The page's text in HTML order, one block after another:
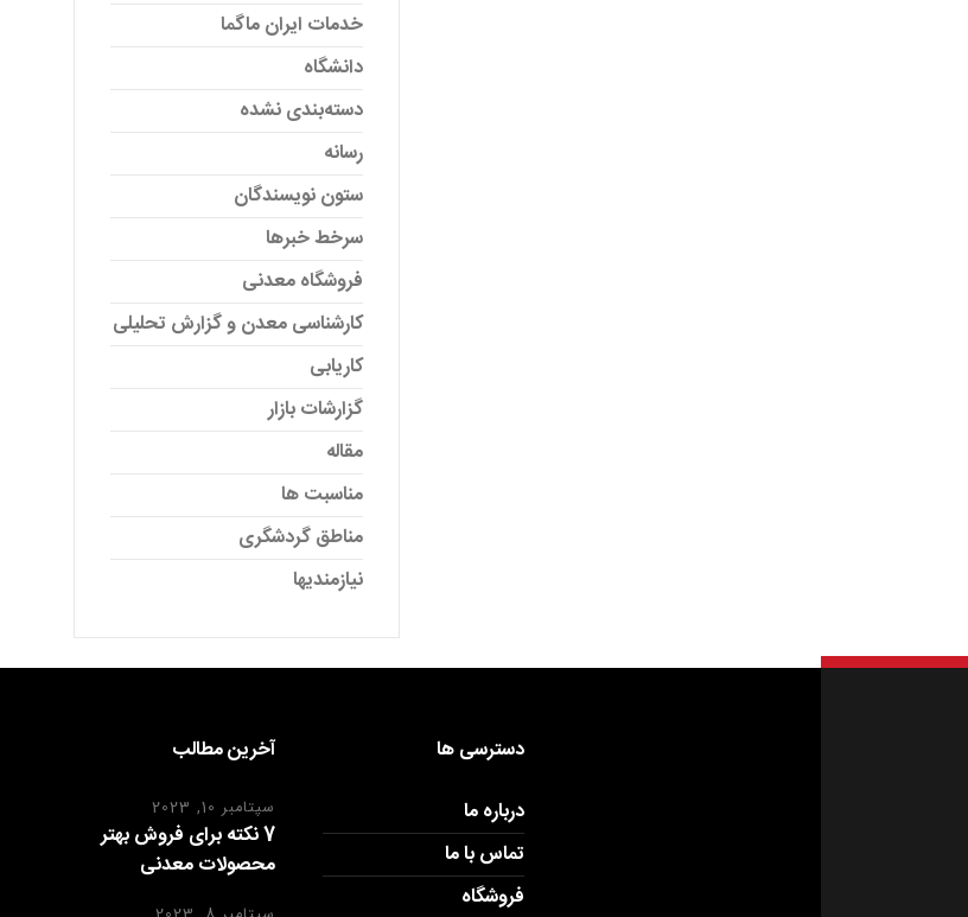
خدمات ایران ماگما
دانشگاه
دسته‌بندی نشده
رسانه
ستون نویسندگان
سرخط خبرها
فروشگاه معدنی
کارشناسی معدن و گزارش تحلیلی
کاریابی
گزارشات بازار
مقاله
مناسبت ها
مناطق گردشگری
نیازمندیها
دسترسی ها
درباره ما
تماس با ما
فروشگاه
آخرین مطالب
سپتامبر 10, 2023
7 نکته برای فروش بهتر
محصولات معدنی